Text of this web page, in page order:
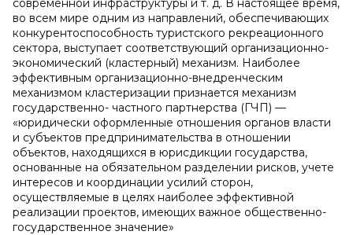
современной инфраструктуры и т. д. В настоящее время,
во всем мире одним из направлений, обеспечивающих
конкурентоспособность туристского рекреационного
сектора, выступает соответствующий организационно-
экономический (кластерный) механизм. Наиболее
эффективным организационно-внедренческим
механизмом кластеризации признается механизм
государственно- частного партнерства (ГЧП) —
«юридически оформленные отношения органов власти
и субъектов предпринимательства в отношении
объектов, находящихся в юрисдикции государства,
основанные на обязательном разделении рисков, учете
интересов и координации усилий сторон,
осуществляемые в целях наиболее эффективной
реализации проектов, имеющих важное общественно-
государственное значение»